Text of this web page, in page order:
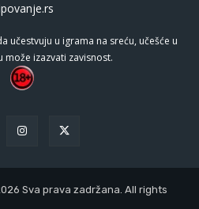
učestvuju u igrama na sreću, učešće u
može izazvati zavisnost.
Sva prava zadržana. All rights